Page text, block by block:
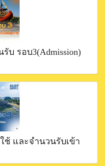
รอบ3(Admission)
และจำนวนรับเข้า